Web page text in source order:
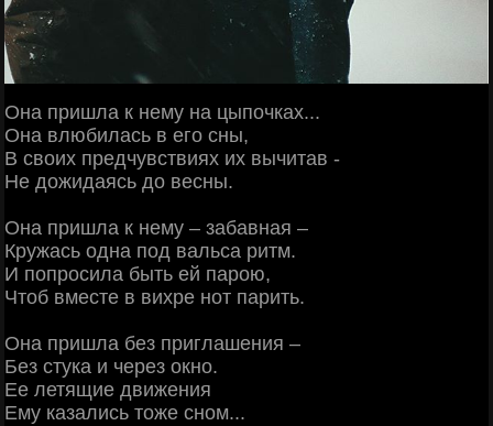
Она пришла к нему на цыпочках...
Она влюбилась в его сны,
В своих предчувствиях их вычитав -
Не дожидаясь до весны.
Она пришла к нему – забавная –
Кружась одна под вальса ритм.
И попросила быть ей парою,
Чтоб вместе в вихре нот парить.
Она пришла без приглашения –
Без стука и через окно.
Ее летящие движения
Ему казались тоже сном...